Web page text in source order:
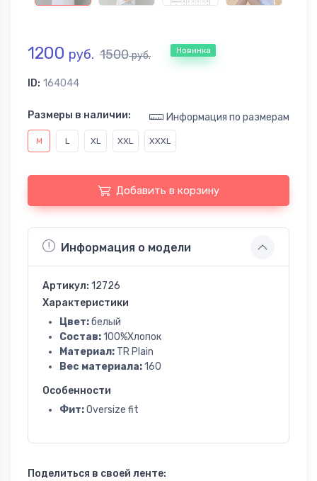
1200 руб. 1500руб. Новинка
ID: 164044
Размеры в наличии: Информация по размерам
M L XL XXL XXXL
Добавить в корзину
Информация о модели
Артикул: 12726
Характеристики
Цвет:белый
Состав:100%Хлопок
Материал: TR Plain
Вес материала:160
Особенности
Фит:Oversize fit
Поделиться в своей ленте: